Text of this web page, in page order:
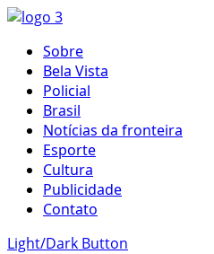
Skip
content
Primary
Menu
Sobre
Bela Vista
Policial
Brasil
Notícias da fronteira
Esporte
Cultura
Publicidade
Contato
Light/Dark Button